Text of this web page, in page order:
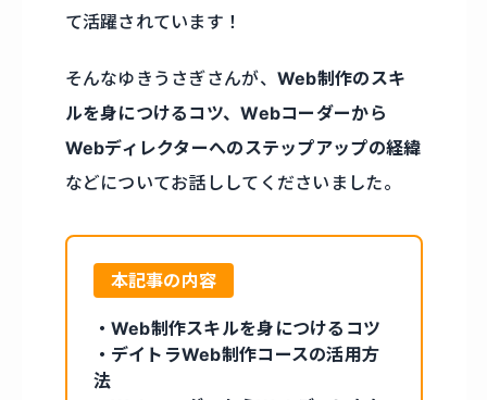
て活躍されています！
そんなゆきうさぎさんが、 Web制作のスキ
ルを身につけるコツ、Webコーダーから
Webディレクターへのステップアップの経緯
などについてお話ししてくださいました。
本記事の内容
・Web制作スキルを身につけるコツ
・デイトラWeb制作コースの活用方
法